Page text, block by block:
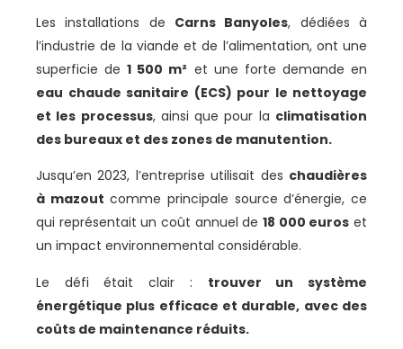
Les installations de Carns Banyoles, dédiées à
l’industrie de la viande et de l’alimentation, ont une
superficie de1 500 m² et une forte demande en
eau chaude sanitaire (ECS) pour le nettoyage
et les processus, ainsi que pour la climatisation
des bureaux et des zones de manutention.
Jusqu’en 2023, l’entreprise utilisait des chaudières
à mazout comme principale source d’énergie, ce
qui représentait un coût annuel de 18 000 euros et
un impact environnemental considérable.
Le défi était clair : trouver un système
énergétique plus efficace et durable, avec des
coûts de maintenance réduits.